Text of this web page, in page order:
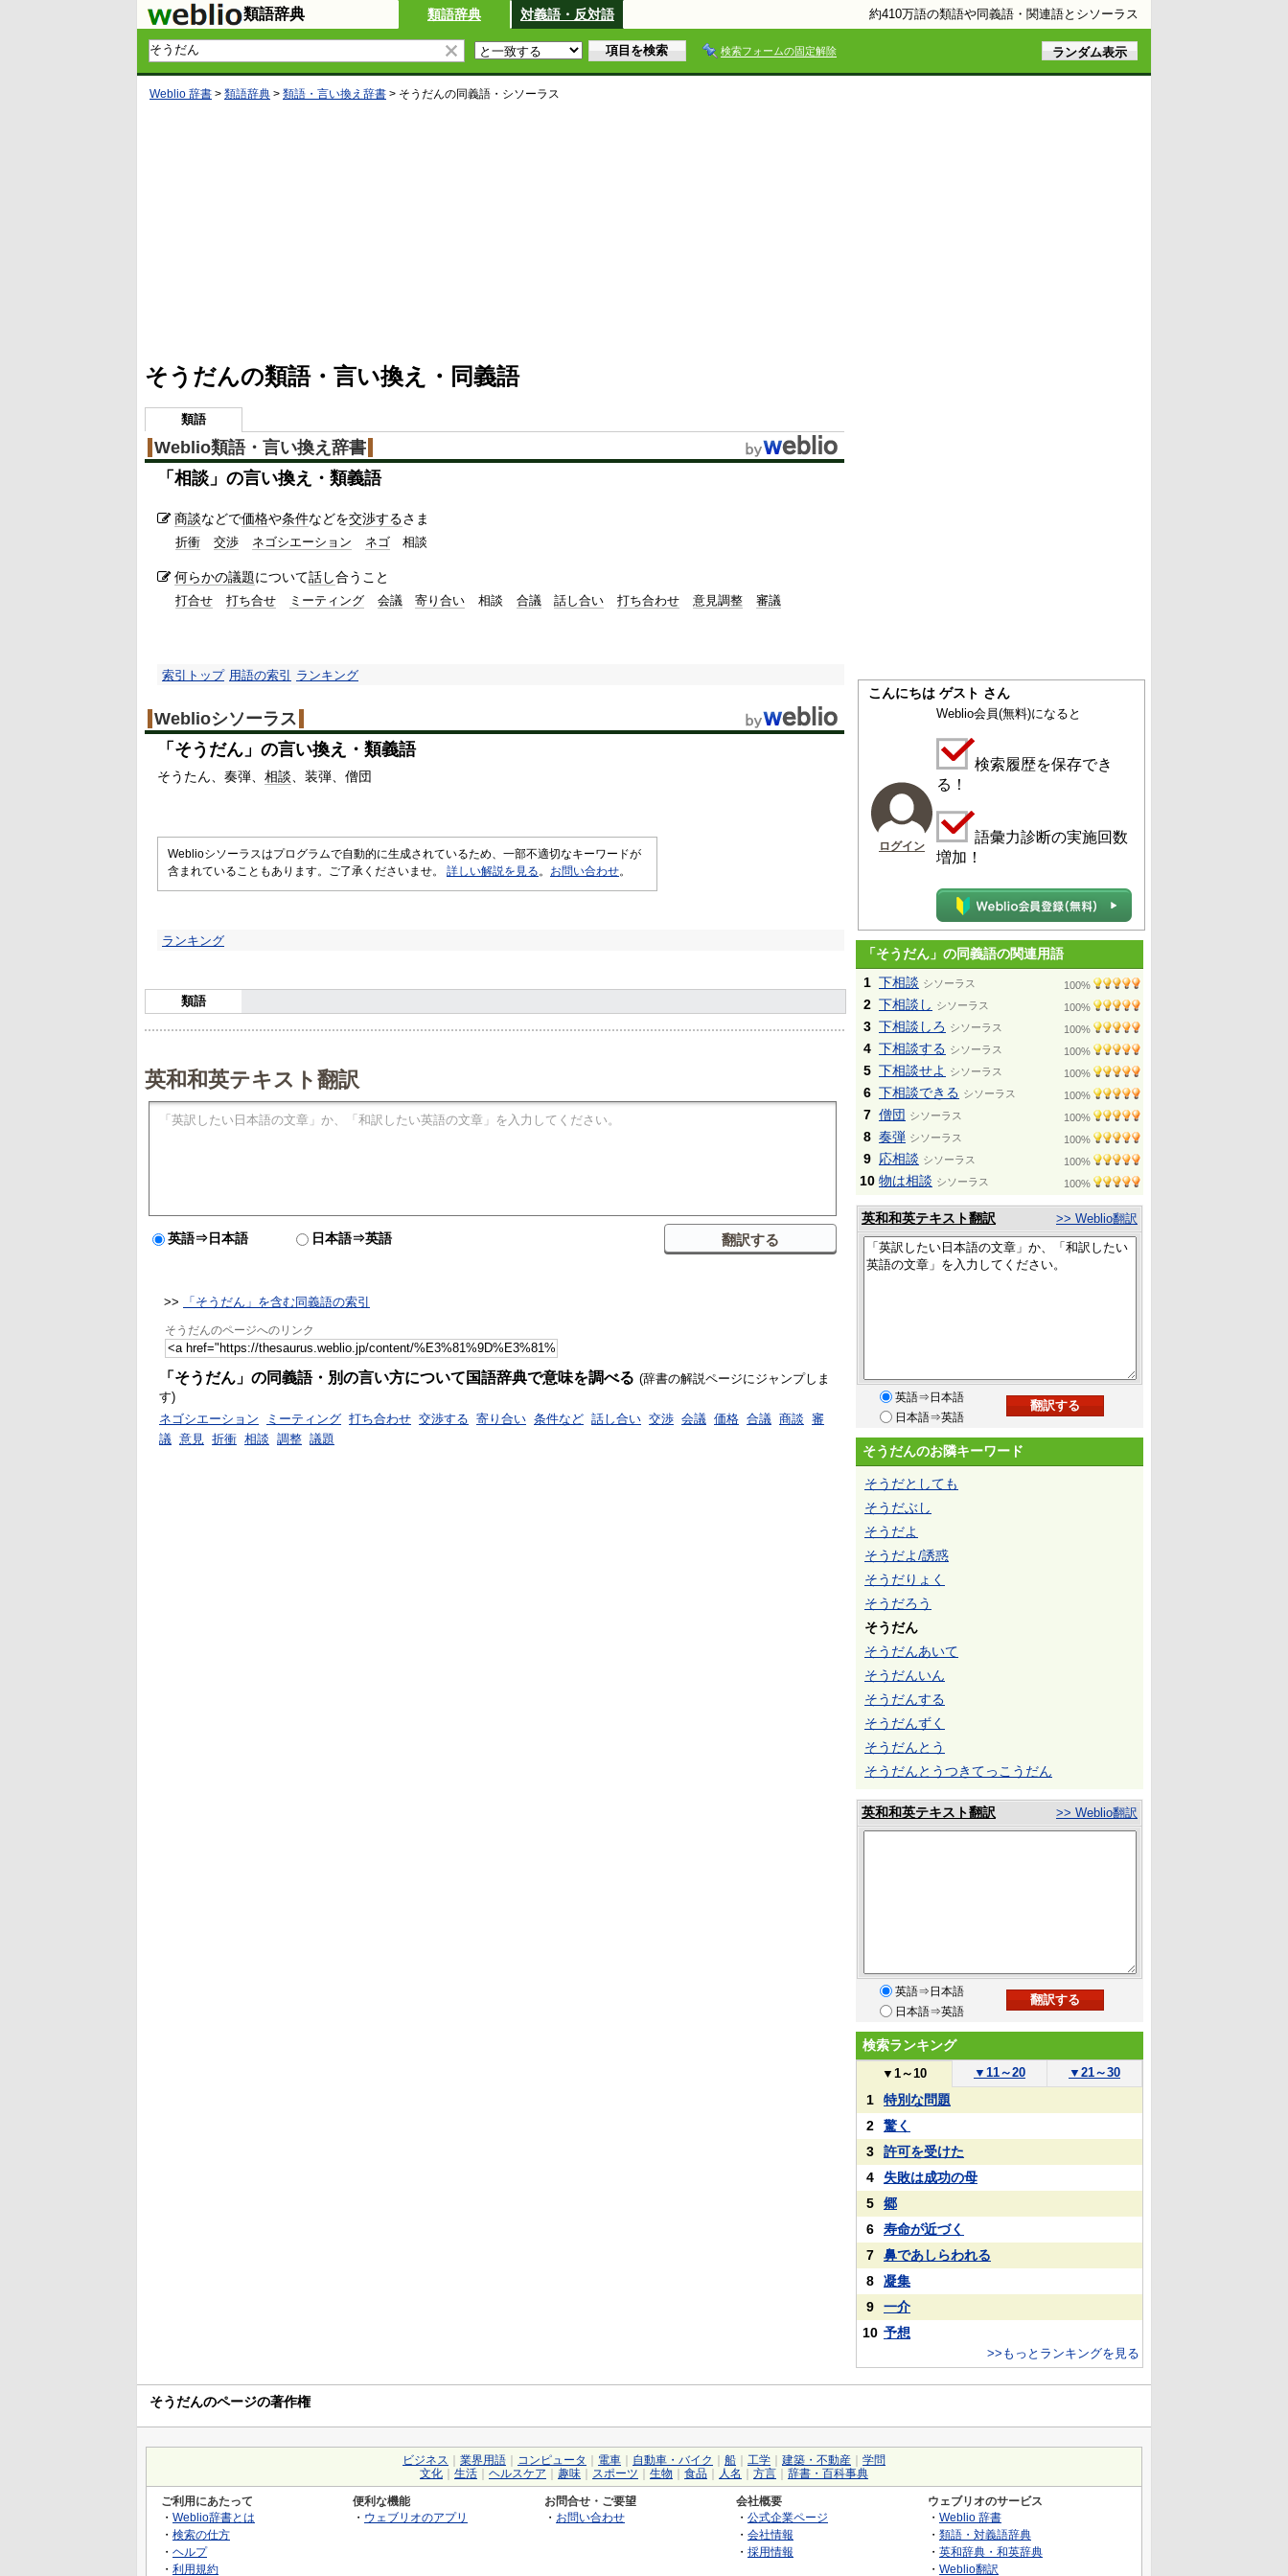
類語辞典 類語辞典 対義語・反対語 約410万語の類語や同義語・関連語とシソーラス
検索フォームの固定解除
Weblio 辞書 > 類語辞典 > 類語・言い換え辞書 > そうだんの同義語・シソーラス
そうだんの類語・言い換え・同義語
類語
Weblio類語・言い換え辞書
「 相談 」の言い換え・類義語
商談などで価格や条件などを交渉するさま
折衝 交渉 ネゴシエーション ネゴ 相談
何らかの議題について話し合うこと
打合せ 打ち合せ ミーティング 会議 寄り合い 相談 合議 話し合い 打ち合わせ 意見調整 審議
索引トップ 用語の索引 ランキング
Weblioシソーラス
「 そうだん 」の言い換え・類義語
そうたん 奏弾 相談 装弾 僧団
Weblioシソーラスはプログラムで自動的に生成されているため、一部不適切なキーワードが
含まれていることもあります。ご了承くださいませ。 詳しい解説を見る 。 お問い合わせ。
ランキング
類語
英和和英テキスト翻訳
英語⇒日本語 日本語⇒英語
>> 「そうだん」を含む同義語の索引
そうだんのページへのリンク
「そうだん」の同義語・別の言い方について国語辞典で意味を調べる (辞書の解説ページにジャンプしま
す)
ネゴシエーション
ミーティング 打ち合わせ 交渉する 寄り合い 条件など 話し合い 交渉 会議 価格 合議 商談 審
議 意見 折衝 相談 調整 議題
こんにちは ゲスト さん
ログイン
Weblio会員(無料)になると
検索履歴を保存でき
る！
語彙力診断の実施回数
増加！
「そうだん」の同義語の関連用語
1 下相談 シソーラス 100%
2 下相談し シソーラス 100%
3 下相談しろ シソーラス 100%
4 下相談する シソーラス 100%
5 下相談せよ シソーラス 100%
6 下相談できる シソーラス 100%
7 僧団 シソーラス 100%
8 奏弾 シソーラス 100%
9 応相談 シソーラス 100%
10 物は相談 シソーラス 100%
英和和英テキスト翻訳 >> Weblio翻訳
英語⇒日本語
日本語⇒英語
そうだんのお隣キーワード
そうだとしても
そうだぶし
そうだよ
そうだよ/誘惑
そうだりょく
そうだろう
そうだん
そうだんあいて
そうだんいん
そうだんする
そうだんずく
そうだんとう
そうだんとうつきてっこうだん
英和和英テキスト翻訳 >> Weblio翻訳
英語⇒日本語
日本語⇒英語
検索ランキング
▼ 1～10 ▼ 11～20 ▼ 21～30
1
特別な問題
2
驚く
3
許可を受けた
4
失敗は成功の母
5
郷
6
寿命が近づく
7
鼻であしらわれる
8
凝集
9
一介
10 予想
>>もっとランキングを見る
そうだんのページの著作権
ビジネス 業界用語 コンピュータ 電車 自動車・バイク 船 工学 建築・不動産
学問
文化
生活 ヘルスケア 趣味 スポーツ 生物 食品 人名 方言 辞書・百科事典
ご利用にあたって
・ Weblio辞書とは
・ 検索の仕方
・ ヘルプ
・ 利用規約
便利な機能
・ ウェブリオのアプリ
お問合せ・ご要望
・ お問い合わせ
会社概要
・ 公式企業ページ
・ 会社情報
・ 採用情報
ウェブリオのサービス
・ Weblio 辞書
・ 類語・対義語辞典
・ 英和辞典・和英辞典
・ Weblio翻訳